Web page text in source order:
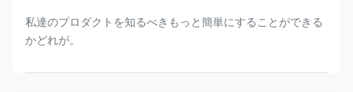
私達のプロダクトを知るべきもっと簡単にすることができる
かどれが。